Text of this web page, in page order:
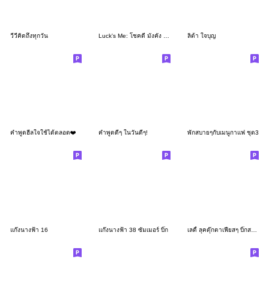
วีวี่คิดถึงทุกวัน ลิต้า ใจบุญ
คำพูดฮีลใจใช้ได้ตลอด❤️ คำพูดดีๆ ในวันดีๆ! พักสบายๆกับเมนูกาแฟ ชุด3
แก๊งนางฟ้า 16 แก๊งนางฟ้า 38 ซัมเมอร์ บิ๊ก เลดี้ ลุคตุ๊กตาเฟียสๆ บิ๊กสติกเกอร์